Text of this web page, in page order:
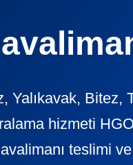
Yalıkavak,
hizmeti
teslimi